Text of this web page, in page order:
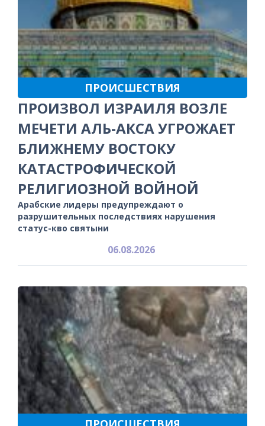
ПРОИСШЕСТВИЯ
ПРОИЗВОЛ ИЗРАИЛЯ ВОЗЛЕ
МЕЧЕТИ АЛЬ-АКСА УГРОЖАЕТ
БЛИЖНЕМУ ВОСТОКУ
КАТАСТРОФИЧЕСКОЙ
РЕЛИГИОЗНОЙ ВОЙНОЙ
Арабские лидеры предупреждают о
разрушительных последствиях нарушения
статус-кво святыни
06.08.2026